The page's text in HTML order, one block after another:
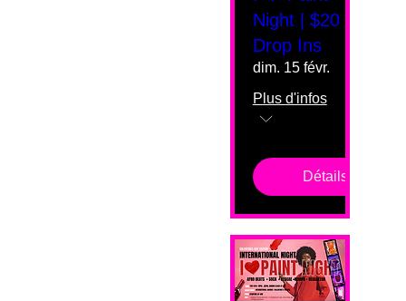
Night | $20
Drop Ins
dim. 15 févr.
Plus d'infos
Détails